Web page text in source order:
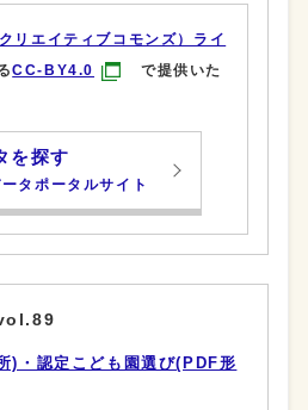
リエイティブコモンズ）ライ
CC-BY4.0
で提供いた
を探す
タポータルサイト
)・認定こども園選び(PDF形